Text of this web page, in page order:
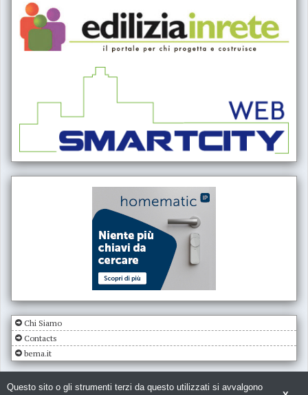
Chi Siamo
Contacts
bema.it
Questo sito o gli strumenti terzi da questo utilizzati si avvalgono